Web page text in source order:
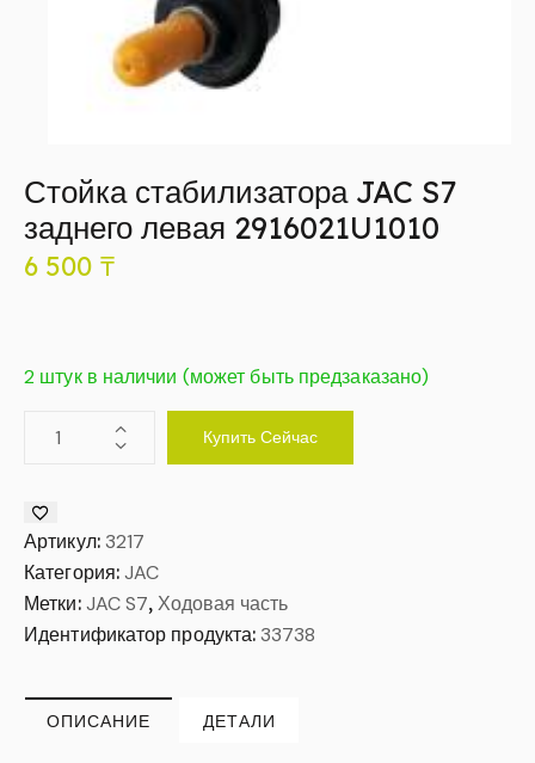
Стойка стабилизатора JAC S7
заднего левая 2916021U1010
6 500 ₸
2 штук в наличии (может быть предзаказано)
Купить Сейчас
Артикул: 3217
Категория:JAC
Метки: JAC S7, Ходовая часть
Идентификатор продукта:33738
ОПИСАНИЕ ДЕТАЛИ